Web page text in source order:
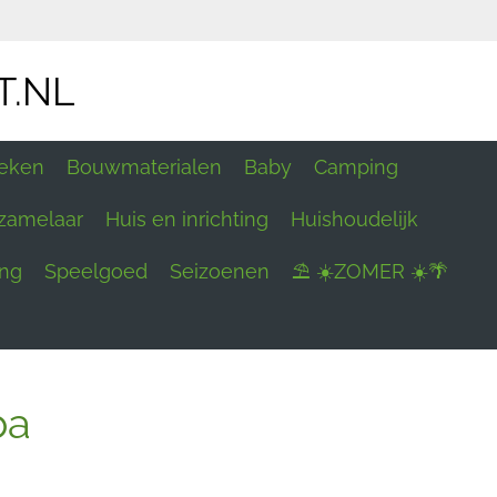
Bouwmaterialen Baby Camping
Huis en inrichting Huishoudelijk
Speelgoed Seizoenen ⛱ ☀️ZOMER ☀️🌴